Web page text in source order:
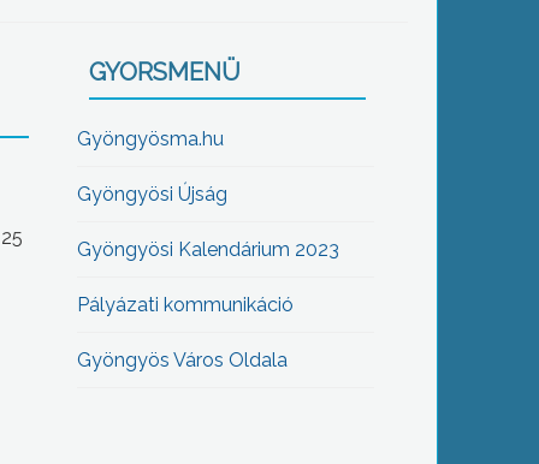
GYORSMENÜ
Gyöngyösma.hu
Gyöngyösi Újság
Gyöngyösi Kalendárium 2023
Pályázati kommunikáció
Gyöngyös Város Oldala